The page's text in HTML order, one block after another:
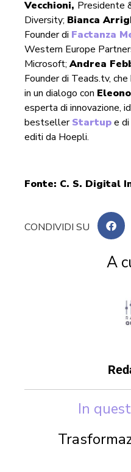
Vecchioni, Presidente
Diversity; Bianca
Founder di Factanza
Western Europe
Microsoft;Andrea
Founder di Teads.tv,
in un dialogo con
esperta di innovazione,
bestsellerStartupe di
editi da Hoepli.
Fonte: C. S. Digital
A
In